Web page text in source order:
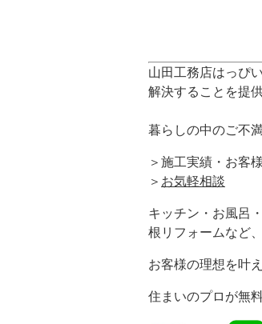
山田工務店はっぴ
解決することを提
暮らしの中のご不
＞施工実績・お客
＞ お気軽相談
キッチン・お風呂
根リフォームなど
お客様の理想を叶
住まいのプロが無